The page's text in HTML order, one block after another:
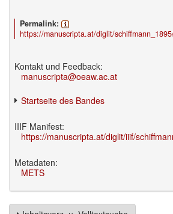
Permalink:
https://manuscripta.at/diglit/
Kontakt und Feedback:
manuscripta@oeaw.ac.at
Startseite des Bandes
IIIF Manifest:
https://manuscripta.at/diglit/iiif/
Metadaten:
METS